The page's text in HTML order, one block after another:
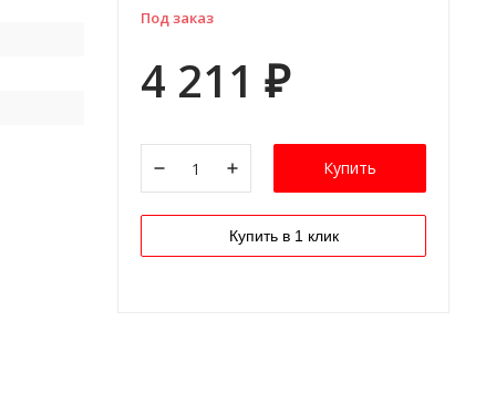
Под заказ
4 211 ₽
Купить
Купить в 1 клик